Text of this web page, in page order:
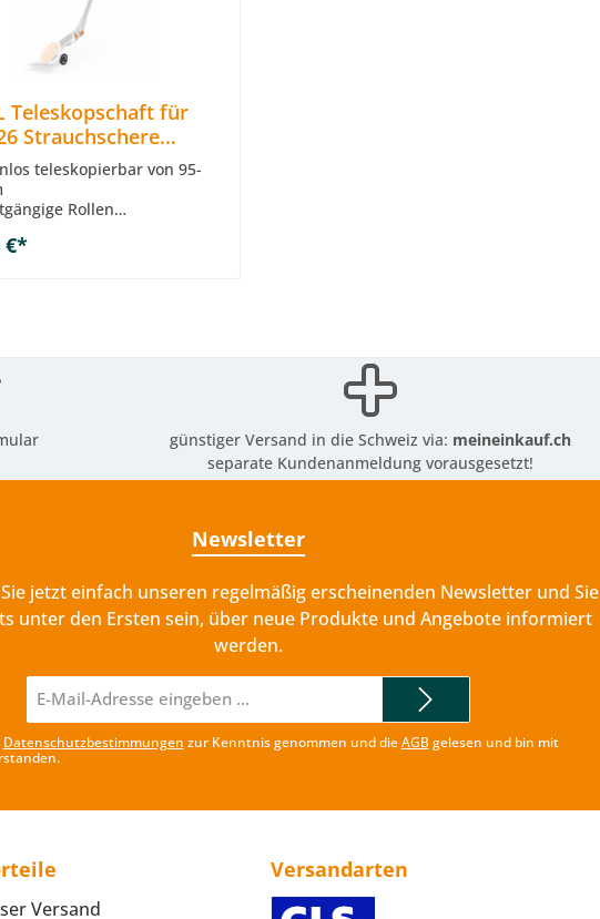
Teleskopschaft für
Strauchschere
für Stihl HSA 26
teleskopierbar von 95-
Rollen
€*
In den Warenkorb
günstiger Versand in die Schweiz via: meineinkauf.ch
separate Kundenanmeldung vorausgesetzt!
Newsletter
jetzt einfach unseren regelmäßig erscheinenden Newsletter und Sie
unter den Ersten sein, über neue Produkte und Angebote informiert
werden.
Mail-
Adresse*
Datenschutzbestimmungen zur Kenntnis genommen und dieAGBgelesen und bin mit
Versand
Versandarten